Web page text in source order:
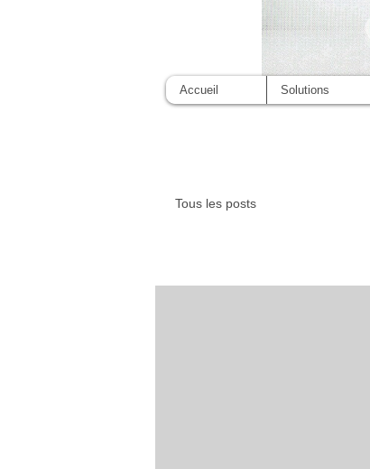
Accueil Solutions
Tous les posts